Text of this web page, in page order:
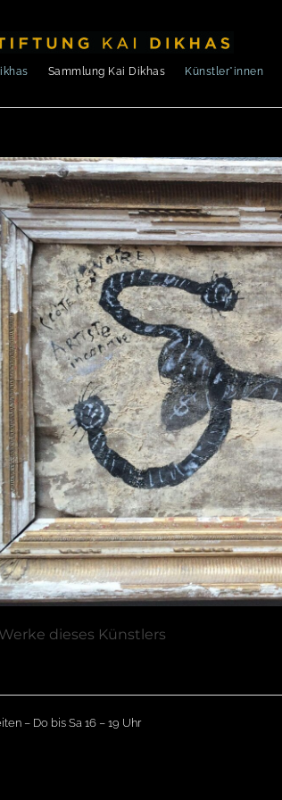
Sammlung Kai Dikhas Künstler*innen
dieses Künstlers
– Do bis Sa 16 – 19 Uhr